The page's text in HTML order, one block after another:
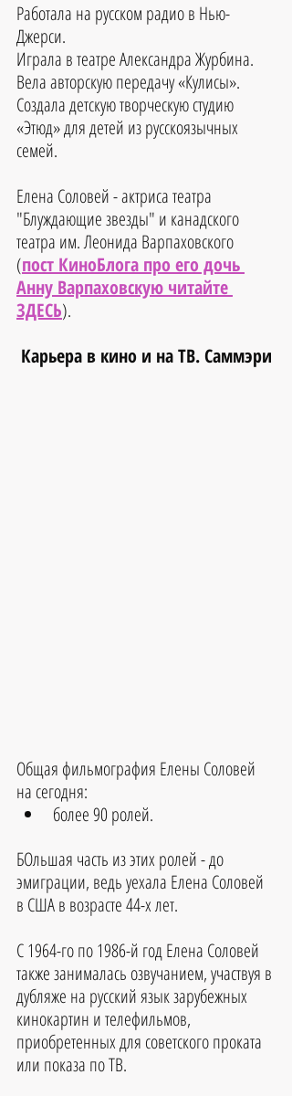
Работала на русском радио в Нью-
Джерси.
Играла в театре Александра Журбина.
Вела авторскую передачу «Кулисы».
Создала детскую творческую студию
«Этюд» для детей из русскоязычных
семей.
Елена Соловей - актриса театра
"Блуждающие звезды" и канадского
театра им. Леонида Варпаховского
(пост КиноБлога про его дочь
Анну Варпаховскую читайте
ЗДЕСЬ).
Карьера в кино и на ТВ. Саммэри
Общая фильмография Елены Соловей
на сегодня:
более 90 ролей.
БОльшая часть из этих ролей - до
эмиграции, ведь уехала Елена Соловей
в США в возрасте 44-х лет.
С 1964-го по 1986-й год Елена Соловей
также занималась озвучанием, участвуя в
дубляже на русский язык зарубежных
кинокартин и телефильмов,
приобретенных для советского проката
или показа по ТВ.